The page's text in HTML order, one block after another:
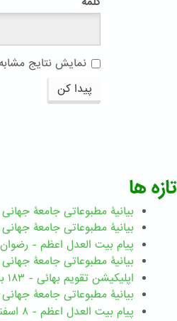
نمایش نتایج مشابه
پیدا کن
تازه ها
بیانیۀ مطبوعاتی جامعۀ جهانی بهائی -
بیانیۀ مطبوعاتی جامعۀ جهانی بهائی - ۸
پیام بیت العدل اعظم - رضوان ۲۰۲۶ میلادی (۱۸۳بدیع)
بیانیۀ مطبوعاتی جامعۀ جهانی بهائی - ۱۹
اپلیکیشن تقویم بهائی - ۱۸۳ بدیع
بیانیۀ مطبوعاتی جامعۀ جهانی بهائی - ۴
پیام بیت العدل اعظم - ۸ اسفند ۱۴۰۴